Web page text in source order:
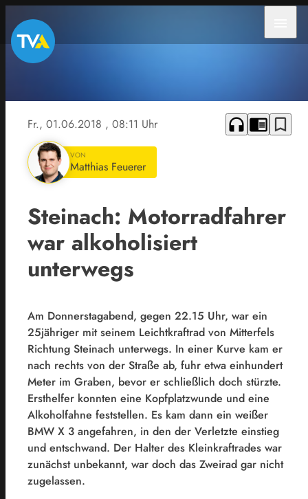
Fr., 01.06.2018 , 08:11 Uhr headphones chrome_reader_mode bookmark_border
VON
Matthias Feuerer
Steinach: Motorradfahrer
war alkoholisiert
unterwegs
Am Donnerstagabend, gegen 22.15 Uhr, war ein
25jähriger mit seinem Leichtkraftrad von Mitterfels
Richtung Steinach unterwegs. In einer Kurve kam er
nach rechts von der Straße ab, fuhr etwa einhundert
Meter im Graben, bevor er schließlich doch stürzte.
Ersthelfer konnten eine Kopfplatzwunde und eine
Alkoholfahne feststellen. Es kam dann ein weißer
BMW X 3 angefahren, in den der Verletzte einstieg
und entschwand. Der Halter des Kleinkraftrades war
zunächst unbekannt, war doch das Zweirad gar nicht
zugelassen.